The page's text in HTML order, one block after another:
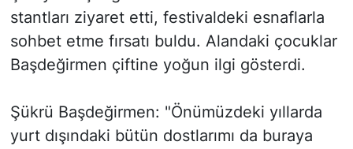
stantları ziyaret etti, festivaldeki esnaflarla
sohbet etme fırsatı buldu. Alandaki çocuklar
Başdeğirmen çiftine yoğun ilgi gösterdi.
Şükrü Başdeğirmen: "Önümüzdeki yıllarda
yurt dışındaki bütün dostlarımı da buraya